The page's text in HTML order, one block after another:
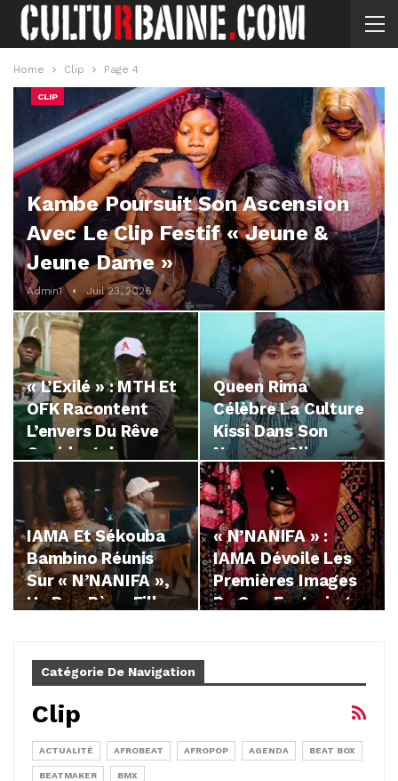
Home Clip Page 4
CLIP
Kambe Poursuit Son Ascension
Avec Le Clip Festif « Jeune &
Jeune Dame »
Admin1 Juil 23, 2026
« L’Exilé » : MTH Et
OFK Racontent
L’envers Du Rêve
Occidental
Queen Rima
Célèbre La Culture
Kissi Dans Son
Nouveau Clip «
Kissia »…
IAMA Et Sékouba
Bambino Réunis
Sur « N’NANIFA »,
Un Duo Père-Fille…
« N’NANIFA » :
IAMA Dévoile Les
Premières Images
De Son Featuring
Catégorie De Navigation
Clip
ACTUALITÉ AFROBEAT AFROPOP AGENDA BEAT BOX
BEATMAKER BMX